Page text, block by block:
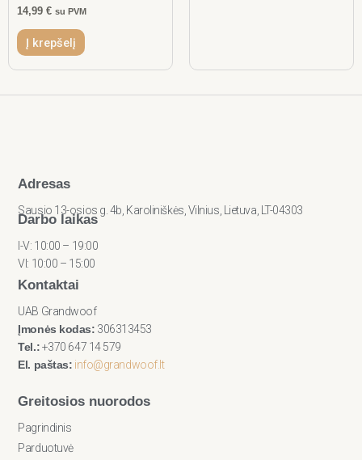
14,99 € su PVM
Į krepšelį
Adresas
Sausio 13-osios g. 4b, Karoliniškės, Vilnius, Lietuva, LT-04303
Darbo laikas
I-V: 10:00 – 19:00
VI: 10:00 – 15:00
Kontaktai
UAB Grandwoof
Įmonės kodas: 306313453
Tel.:+370 647 14 579
El. paštas: info@grandwoof.lt
Greitosios nuorodos
Pagrindinis
Parduotuvė